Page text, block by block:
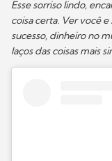
Esse sorriso lindo,
coisa certa. Ver você
sucesso, dinheiro no
laços das coisas mais